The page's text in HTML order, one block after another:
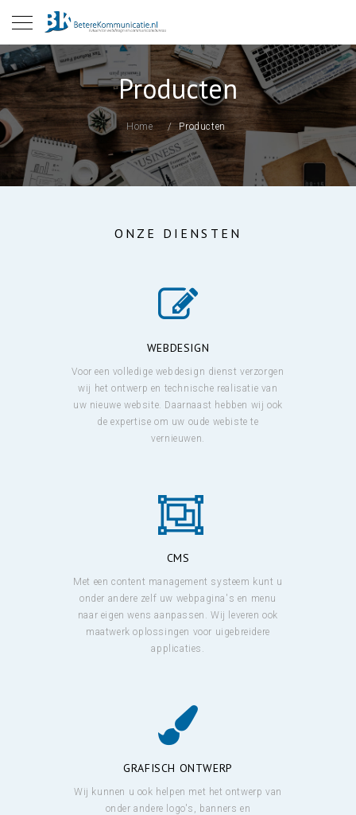
Producten
Home Producten
ONZE DIENSTEN
WEBDESIGN
Voor een volledige webdesign dienst verzorgen
wij het ontwerp en technische realisatie van
uw nieuwe website. Daarnaast hebben wij ook
de expertise om uw oude webiste te
vernieuwen.
CMS
Met een content management systeem kunt u
onder andere zelf uw webpagina's en menu
naar eigen wens aanpassen. Wij leveren ook
maatwerk oplossingen voor uigebreidere
applicaties.
GRAFISCH ONTWERP
Wij kunnen u ook helpen met het ontwerp van
onder andere logo's, banners en